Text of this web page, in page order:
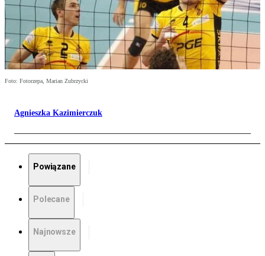
Foto: Fotorzepa, Marian Zubrzycki
Agnieszka Kazimierczuk
Powiązane
Polecane
Najnowsze